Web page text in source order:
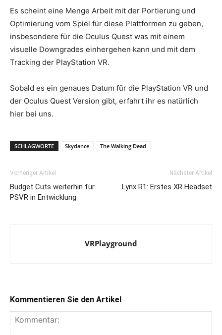
Es scheint eine Menge Arbeit mit der Portierung und
Optimierung vom Spiel für diese Plattformen zu geben,
insbesondere für die Oculus Quest was mit einem
visuelle Downgrades einhergehen kann und mit dem
Tracking der PlayStation VR.
Sobald es ein genaues Datum für die PlayStation VR und
der Oculus Quest Version gibt, erfahrt ihr es natürlich
hier bei uns.
SCHLAGWORTE Skydance The Walking Dead
Vorheriger Artikel
Budget Cuts weiterhin für
PSVR in Entwicklung
Nächster Artikel
Lynx R1: Erstes XR Headset
VRPlayground
Kommentieren Sie den Artikel